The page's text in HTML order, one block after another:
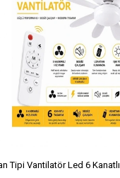
Tipi Vantilatör Led 6 Kanatlı